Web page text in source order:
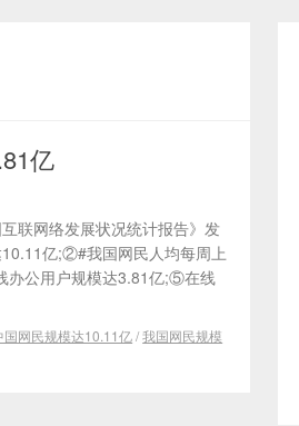
亿
联网络发展状况统计报告》发
亿;②#我国网民人均每周上
公用户规模达3.81亿;⑤在线
国网民规模达10.11亿/我国网民规模